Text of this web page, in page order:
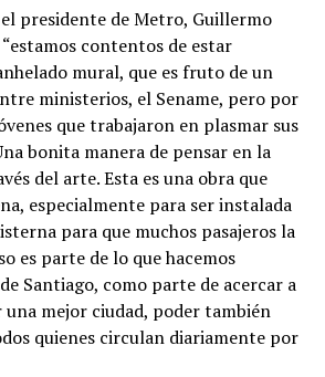
presidente de Metro, Guillermo
contentos de estar
mural, que es fruto de un
ministerios, el Sename, pero por
que trabajaron en plasmar sus
bonita manera de pensar en la
del arte. Esta es una obra que
especialmente para ser instalada
para que muchos pasajeros la
es parte de lo que hacemos
Santiago, como parte de acercar a
una mejor ciudad, poder también
quienes circulan diariamente por